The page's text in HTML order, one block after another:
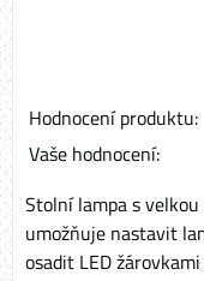
Hodnocení produktu:
Vaše hodnocení:
Stolní lampa s
umožňuje nastavit
osadit LED